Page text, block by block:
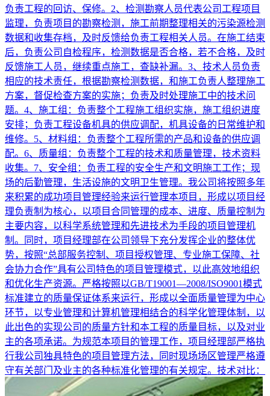
负责工程的回访、保修。2、检测勘察人员代表公司工程项目
监理，负责项目的勘察检测，施工前期整理相关的污染源检测
数据和收集存档，及时反馈给负责工程相关人员。在施工结束
后，负责公司自检程序，检测数据是否合格，若不合格，及时
反馈施工人员，继续重点施工，查缺补漏。3、技术人员负责
相应的技术责任，根据勘察检测数据，和施工负责人整理施工
方案，督促检查方案的实施；负责及时处理施工中的技术问
题。4、施工组：负责整个工程施工组织实施，施工组织进度
安排；负责工程设备机具的供应调配，机具设备的日常维护和
维修。5、材料组：负责整个工程所需的产品和设备的供应调
配。6、质量组：负责整个工程的技术和质量管理，技术资料
收集。7、安全组：负责工程的安全生产和文明施工工作；现
场的后勤管理，生活设施的文明卫生管理。我公司将按照多年
来积累的成功项目管理经验来运行管理本项目，形成以项目经
理负责制为核心，以项目合同管理的成本、进度、质量控制为
主要内容，以科学系统管理和先进技术为手段的项目管理机
制。同时，项目经理部在公司领导下充分发挥企业的整体优
势，按照“总部服务控制、项目授权管理、专业施工保障、社
会协力合作”具有公司特色的项目管理模式，以此高效地组织
和优化生产资源。严格按照以GB/T19001—2008/ISO9001模式
标准建立的质量保证体系来运行，形成以全面质量管理为中心
环节，以专业管理和计算机管理相结合的科学化管理体制，以
此出色的实现公司的质量方针和本工程的质量目标，以及对业
主的各项承诺。为规范本项目的管理工作，项目经理部严格执
行我公司独具特色的项目管理方法，同时现场场区管理严格遵
守有关部门及业主的各种标准化管理的有关规定。技术对比：